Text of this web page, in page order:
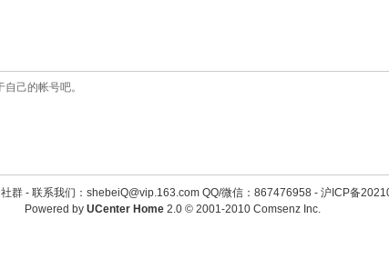
己的帐号吧。
群 - 联系我们：shebeiQ@vip.163.com QQ/微信：867476958- 沪ICP备
Powered by UCenter Home 2.0© 2001-2010 Comsenz Inc.